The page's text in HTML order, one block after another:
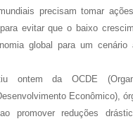
precisam tomar
evitar que o baixo
global para um cenário
ontem da OCDE
Econômico),
promover reduções